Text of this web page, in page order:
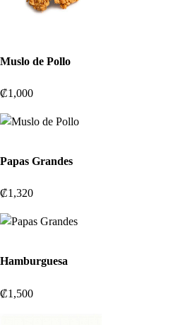
Muslo de Pollo
₡1,000
Papas Grandes
₡1,320
Hamburguesa
₡1,500